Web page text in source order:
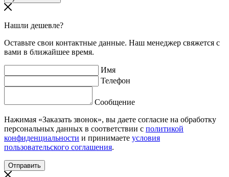
Нашли дешевле?
Оставьте свои контактные данные. Наш менеджер свяжется с
вами в ближайшее время.
Имя
Телефон
Сообщение
Нажимая «Заказать звонок», вы даете согласие на обработку
персональных данных в соответствии с политикой
конфиденциальности и принимаете условия
пользовательского соглашения.